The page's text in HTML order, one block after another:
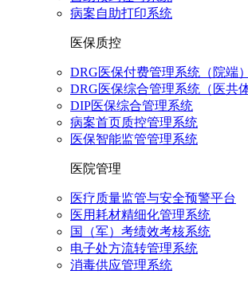
病案自助打印系统
医保质控
DRG医保付费管理系统（院端）
DRG医保综合管理系统（医共体
DIP医保综合管理系统
病案首页质控管理系统
医保智能监管管理系统
医院管理
医疗质量监管与安全预警平台
医用耗材精细化管理系统
国（军）考绩效考核系统
电子处方流转管理系统
消毒供应管理系统